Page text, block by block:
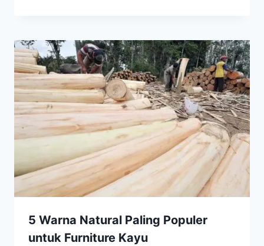
5 Warna Natural Paling Populer
untuk Furniture Kayu